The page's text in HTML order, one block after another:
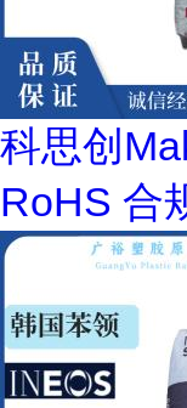
科思创
RoHS 合